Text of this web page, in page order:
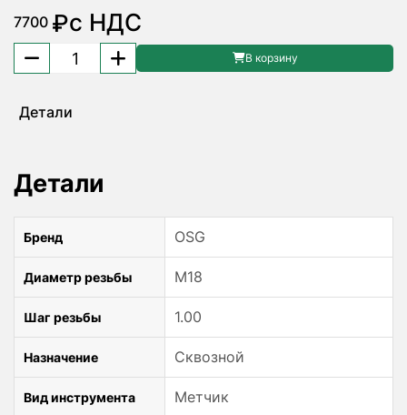
7700 ₽с НДС
Количество
товара
MF18x1
48224218
OSG
В корзину
Детали
Детали
Бренд OSG
Диаметр резьбы M18
Шаг резьбы 1.00
Назначение Сквозной
Вид инструмента Метчик